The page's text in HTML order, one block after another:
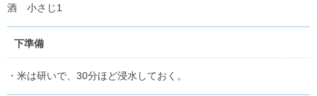
酒 小さじ1
下準備
・米は研いで、30分ほど浸水しておく。